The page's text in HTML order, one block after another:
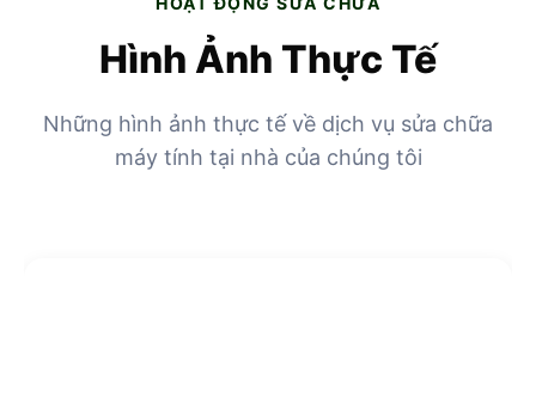
Hình Ảnh Thực Tế
Những hình ảnh thực tế về dịch vụ sửa chữa
máy tính tại nhà của chúng tôi